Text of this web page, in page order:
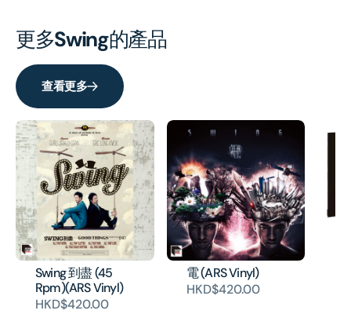
更多Swing的產品
查看更多
Swing 到盡 (45
Rpm)(ARS Vinyl)
HKD$420.00
電 (ARS Vinyl)
HKD$420.00